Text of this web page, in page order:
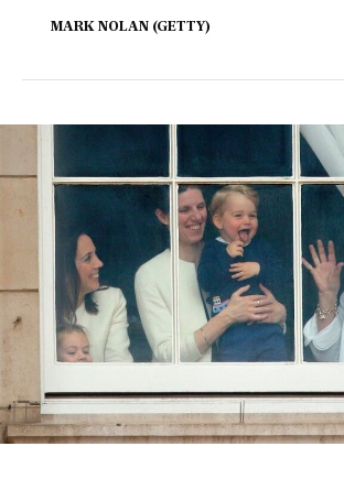
MARK NOLAN (GETTY)